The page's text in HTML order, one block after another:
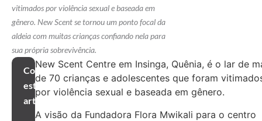
vitimados por violência sexual e baseada em
gênero. New Scent se tornou um ponto focal da
aldeia com muitas crianças confiando nela para
sua própria sobrevivência.
Compartilhar
este
artigo
New Scent Centre em Insinga, Quênia, é o lar de
de 70 crianças e adolescentes que foram
por violência sexual e baseada em gênero.
A visão da Fundadora Flora Mwikali para o centro